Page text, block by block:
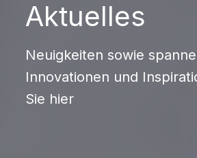
Aktuelles
Neuigkeiten sowie
Innovationen und
Sie hier